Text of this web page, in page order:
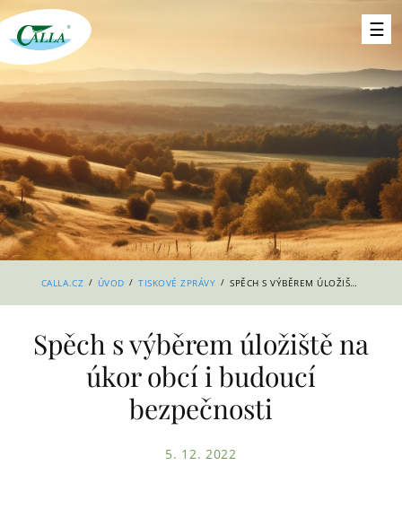
CALLA.CZ / ÚVOD / TISKOVÉ ZPRÁVY / SPĚCH S VÝBĚREM ÚLOŽIŠTĚ NA ÚKOR OBCÍ I BUDOUCÍ BEZPEČNOSTI
Spěch s výběrem úložiště na
úkor obcí i budoucí
bezpečnosti
5. 12. 2022